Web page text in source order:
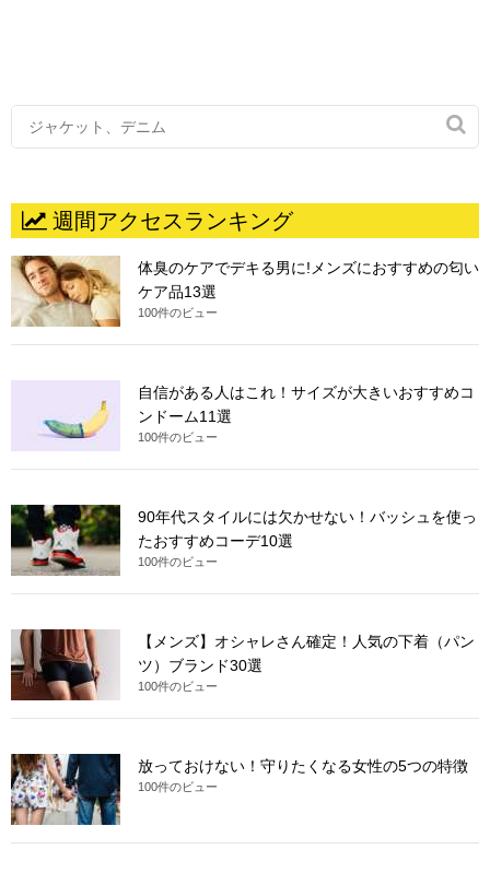

週間アクセスランキング
体臭のケアでデキる男に!メンズにおすすめの匂い
ケア品13選
100件のビュー
自信がある人はこれ！サイズが大きいおすすめコ
ンドーム11選
100件のビュー
90年代スタイルには欠かせない！バッシュを使っ
たおすすめコーデ10選
100件のビュー
【メンズ】オシャレさん確定！人気の下着（パン
ツ）ブランド30選
100件のビュー
放っておけない！守りたくなる女性の5つの特徴
100件のビュー